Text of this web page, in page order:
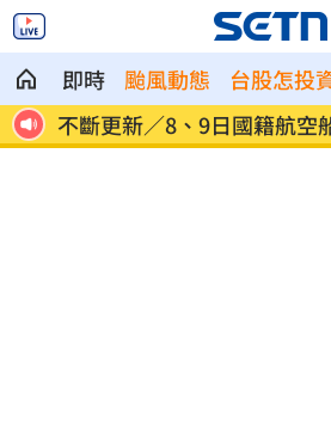
即時 颱風動態 台股怎投
次
澎湖8童小孩顧小孩 父母拿
跑